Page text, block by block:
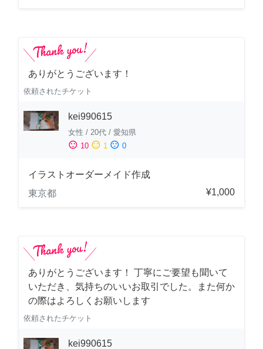
ありがとうございます！
依頼されたチケット
kei990615
女性 / 20代 / 愛知県
sentiment_satisfied 10 sentiment_neutral 1 sentiment_dissatisfied 0
イラストオーダーメイド作成
東京都
¥1,000
ありがとうございます！ 丁寧にご要望も聞いて
いただき、気持ちのいいお取引でした。また何か
の際はよろしくお願いします
依頼されたチケット
kei990615